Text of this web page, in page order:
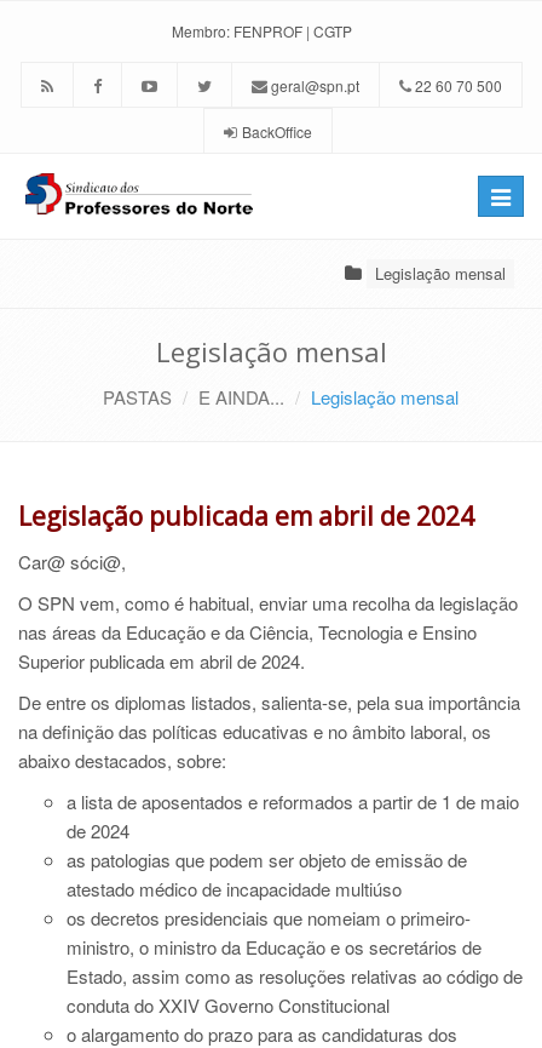
Membro: FENPROF | CGTP
geral@spn.pt 22 60 70 500
BackOffice
Toggle
Legislação mensal
Legislação mensal
PASTAS E AINDA... Legislação mensal
Legislação publicada em abril de 2024
Car@ sóci@,
O SPN vem, como é habitual, enviar uma recolha da legislação
nas áreas da Educação e da Ciência, Tecnologia e Ensino
Superior publicada em abril de 2024.
De entre os diplomas listados, salienta-se, pela sua importância
na definição das políticas educativas e no âmbito laboral, os
abaixo destacados, sobre:
a lista de aposentados e reformados a partir de 1 de maio
de 2024
as patologias que podem ser objeto de emissão de
atestado médico de incapacidade multiúso
os decretos presidenciais que nomeiam o primeiro-
ministro, o ministro da Educação e os secretários de
Estado, assim como as resoluções relativas ao código de
conduta do XXIV Governo Constitucional
o alargamento do prazo para as candidaturas dos